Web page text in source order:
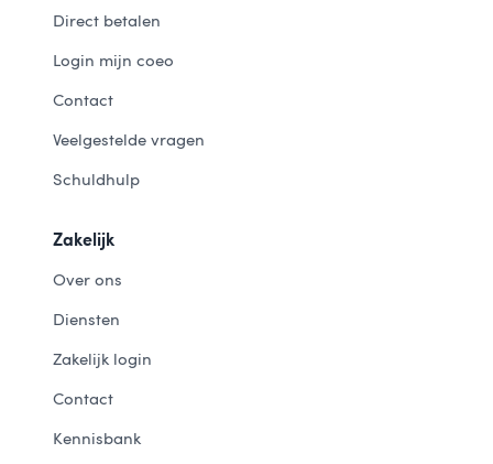
Direct betalen
Login mijn coeo
Contact
Veelgestelde vragen
Schuldhulp
Zakelijk
Over ons
Diensten
Zakelijk login
Contact
Kennisbank